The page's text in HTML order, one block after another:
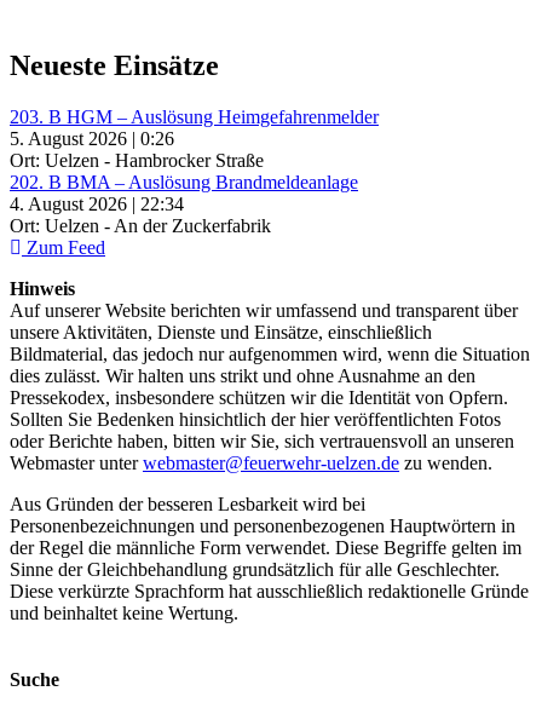
Neueste Einsätze
203. B HGM – Auslösung Heimgefahrenmelder
5. August 2026 | 0:26
Ort: Uelzen - Hambrocker Straße
202. B BMA – Auslösung Brandmeldeanlage
4. August 2026 | 22:34
Ort: Uelzen - An der Zuckerfabrik
Zum Feed
Hinweis
Auf unserer Website berichten wir umfassend und transparent über
unsere Aktivitäten, Dienste und Einsätze, einschließlich
Bildmaterial, das jedoch nur aufgenommen wird, wenn die Situation
dies zulässt. Wir halten uns strikt und ohne Ausnahme an den
Pressekodex, insbesondere schützen wir die Identität von Opfern.
Sollten Sie Bedenken hinsichtlich der hier veröffentlichten Fotos
oder Berichte haben, bitten wir Sie, sich vertrauensvoll an unseren
Webmaster unterwebmaster@feuerwehr-uelzen.de zu wenden.
Aus Gründen der besseren Lesbarkeit wird bei
Personenbezeichnungen und personenbezogenen Hauptwörtern in
der Regel die männliche Form verwendet. Diese Begriffe gelten im
Sinne der Gleichbehandlung grundsätzlich für alle Geschlechter.
Diese verkürzte Sprachform hat ausschließlich redaktionelle Gründe
und beinhaltet keine Wertung.
Suche